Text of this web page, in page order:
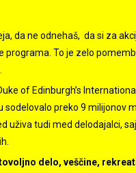
da ne odnehaš, da si za
To je zelo
of Edinburgh’s
sodelovalo preko 9 milijonov
uživa tudi med delodajalci,
delo, veščine,